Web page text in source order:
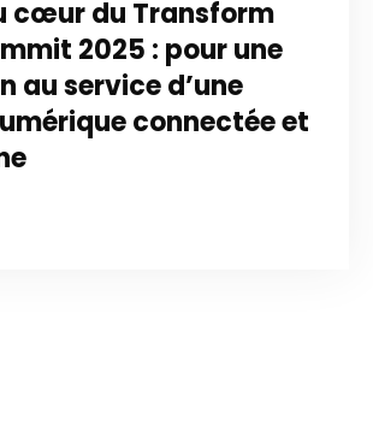
cœur du Transform
2025 : pour une
au service d’une
connectée et